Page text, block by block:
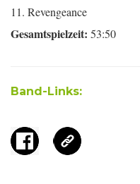
11. Revengeance
Gesamtspielzeit: 53:50
Band-Links: